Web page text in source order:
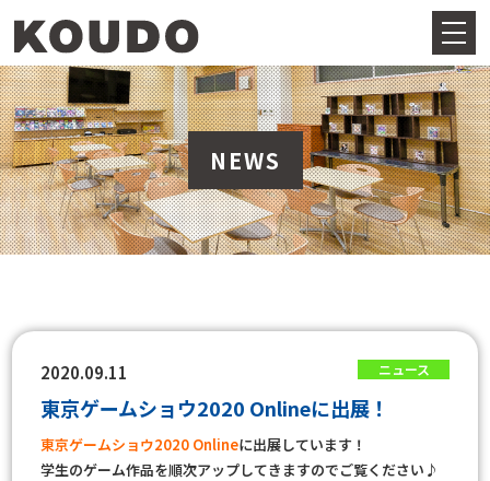
NEWS
2020.09.11 ニュース
東京ゲームショウ2020 Onlineに出展！
東京ゲームショウ2020 Onlineに出展しています！
学生のゲーム作品を順次アップしてきますのでご覧ください♪